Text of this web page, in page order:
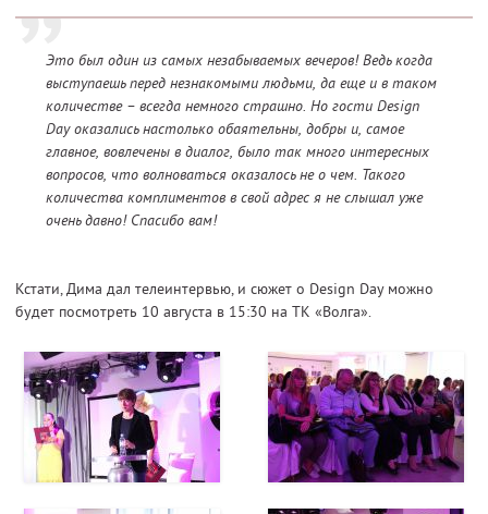
Это был один из самых незабываемых вечеров! Ведь когда
выступаешь перед незнакомыми людьми, да еще и в таком
количестве – всегда немного страшно. Но гости Design
Day оказались настолько обаятельны, добры и, самое
главное, вовлечены в диалог, было так много интересных
вопросов, что волноваться оказалось не о чем. Такого
количества комплиментов в свой адрес я не слышал уже
очень давно! Спасибо вам!
Кстати, Дима дал телеинтервью, и сюжет о Design Day можно
будет посмотреть 10 августа в 15:30 на ТК «Волга».